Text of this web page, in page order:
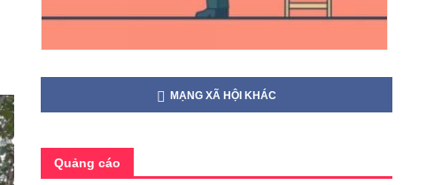
MẠNG XÃ HỘI KHÁC
Quảng cáo